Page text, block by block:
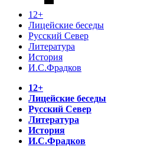
12+
Лицейские беседы
Русский Север
Литература
История
И.С.Фрадков
12+
Лицейские беседы
Русский Север
Литература
История
И.С.Фрадков